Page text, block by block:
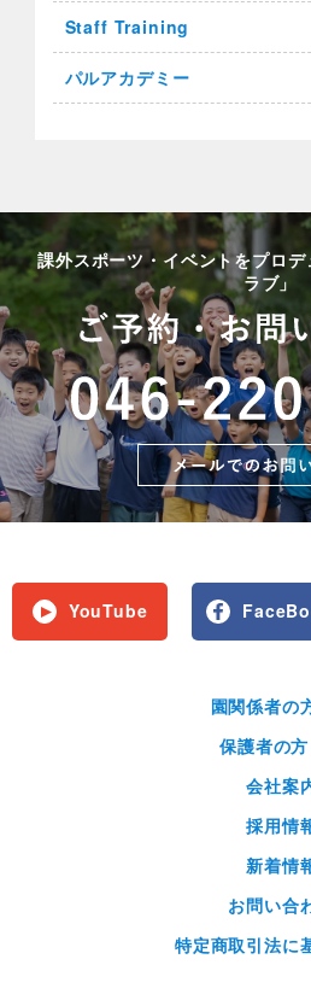
Staff Training
パルアカデミー
課外スポーツ・イベントをプロ
ラブ」
YouTube
園関係者の
保護者の
会社案
採用情
新着情
お問い合
特定商取引法に